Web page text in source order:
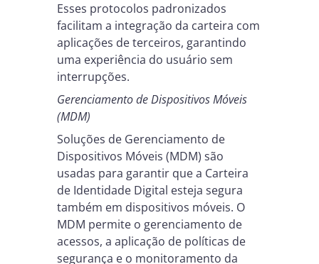
Esses protocolos padronizados
facilitam a integração da carteira com
aplicações de terceiros, garantindo
uma experiência do usuário sem
interrupções.
Gerenciamento de Dispositivos Móveis
(MDM)
Soluções de Gerenciamento de
Dispositivos Móveis (MDM) são
usadas para garantir que a Carteira
de Identidade Digital esteja segura
também em dispositivos móveis. O
MDM permite o gerenciamento de
acessos, a aplicação de políticas de
segurança e o monitoramento da